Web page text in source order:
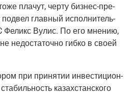
пла­чут, чер­ту биз­нес-пре­
под­вел глав­ный испол­ни­тель­
Феликс Вулис. По его мне­нию,
недо­ста­точ­но гиб­ко в сво­ей
при при­ня­тии инве­сти­ци­он­
казах­стан­ско­го